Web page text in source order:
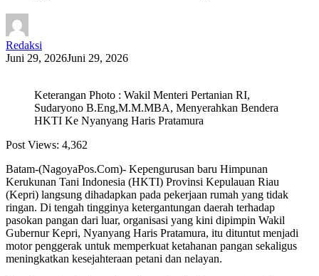
Redaksi
Juni 29, 2026Juni 29, 2026
Keterangan Photo : Wakil Menteri Pertanian RI,
Sudaryono B.Eng,M.M.MBA, Menyerahkan Bendera
HKTI Ke Nyanyang Haris Pratamura
Post Views: 4,362
Batam-(NagoyaPos.Com)- Kepengurusan baru Himpunan
Kerukunan Tani Indonesia (HKTI) Provinsi Kepulauan Riau
(Kepri) langsung dihadapkan pada pekerjaan rumah yang tidak
ringan. Di tengah tingginya ketergantungan daerah terhadap
pasokan pangan dari luar, organisasi yang kini dipimpin Wakil
Gubernur Kepri, Nyanyang Haris Pratamura, itu dituntut menjadi
motor penggerak untuk memperkuat ketahanan pangan sekaligus
meningkatkan kesejahteraan petani dan nelayan.